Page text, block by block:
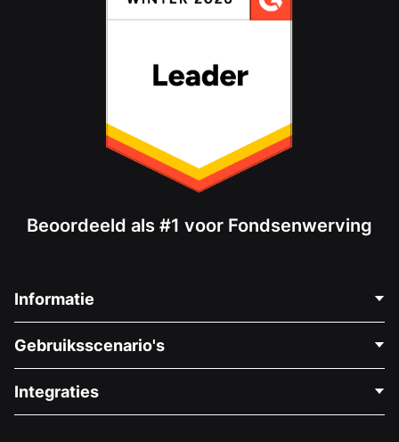
Beoordeeld als #1 voor Fondsenwerving
Informatie
Over Ons
Vacatures
Gebruiksscenario's
Medische Fondsenwerving
Integraties